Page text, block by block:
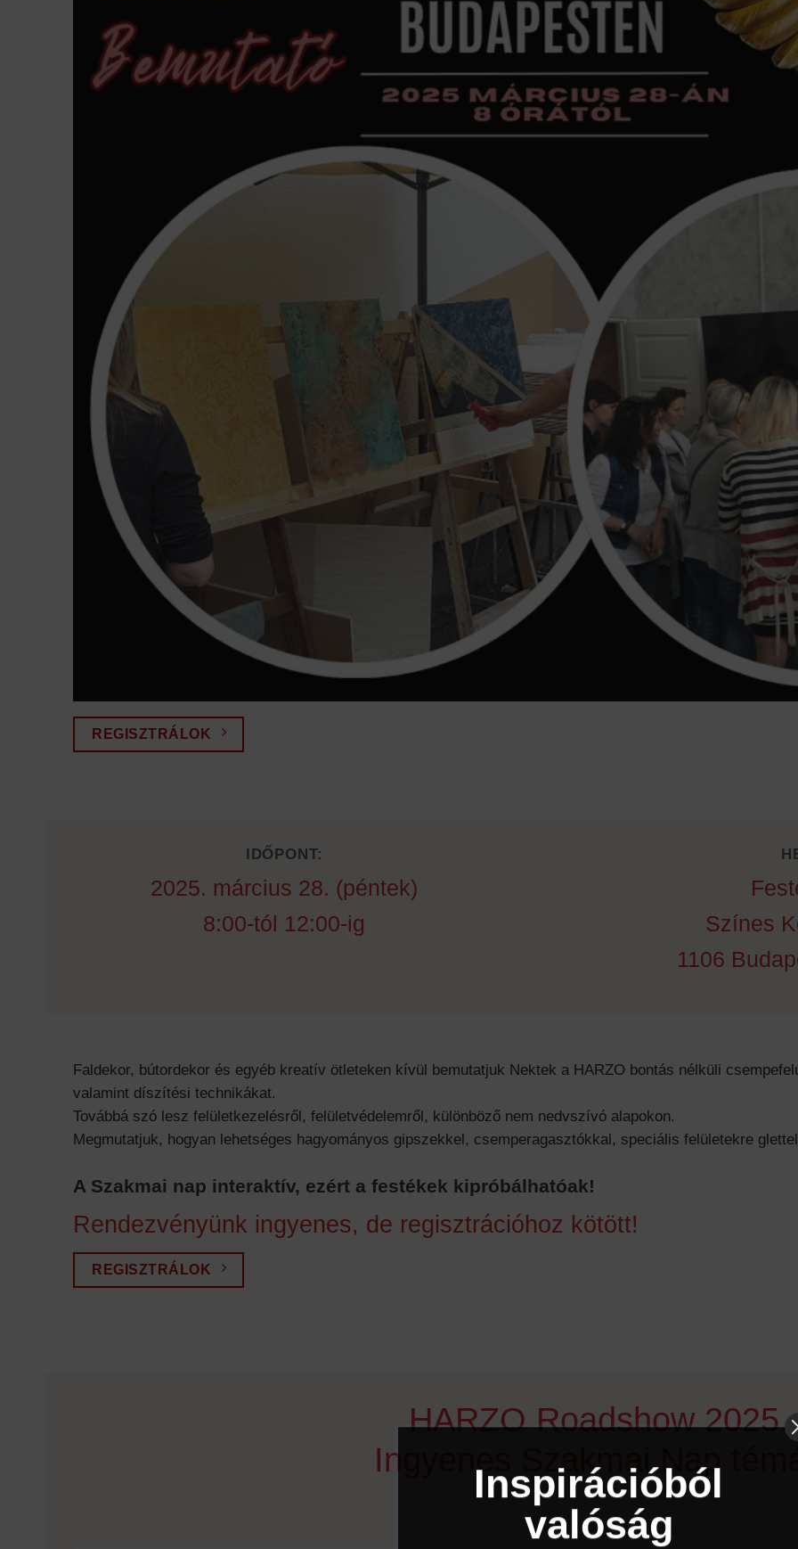
REGISZTRÁLOK
IDŐPONT:
2025. március 28. (péntek)
8:00-tól 12:00-ig
Színes
1106
Faldekor, bútordekor és egyéb kreatív ötleteken kívül bemutatjuk Nektek a HARZO bontás nélküli
valamint díszítési technikákat.
Továbbá szó lesz felületkezelésről, felületvédelemről, különböző nem nedvszívó alapokon.
Megmutatjuk, hogyan lehetséges hagyományos gipszekkel, csemperagasztókkal, speciális felületekre
A Szakmai nap interaktív, ezért a festékek kipróbálhatóak!
Rendezvényünk ingyenes, de regisztrációhoz kötött!
REGISZTRÁLOK
HARZO Roadshow 2025.
Ingyenes Szakmai Nap
Inspirációból
valóság